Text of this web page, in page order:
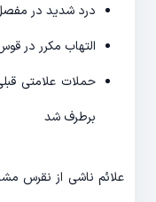
درد شدید در
التهاب مکرر در
حملات علامتی
برطرف شد
علائم ناشی از نقرس